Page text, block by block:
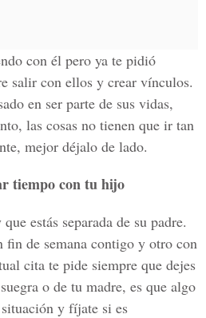
con él pero ya te pidió
salir con ellos y crear vínculos.
en ser parte de sus vidas,
las cosas no tienen que ir tan
mejor déjalo de lado.
tiempo con tu hijo
estás separada de su padre.
fin de semana contigo y otro con
cita te pide siempre que dejes
o de tu madre, es que algo
y fíjate si es